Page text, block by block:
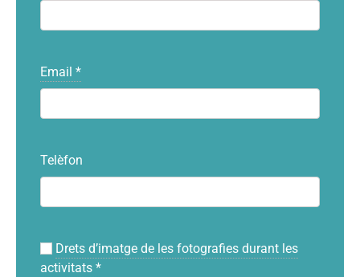
Email *
Telèfon
Drets d’imatge de les fotografies durant les
activitats *